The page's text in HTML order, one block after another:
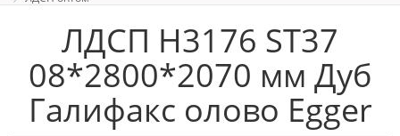
ЛДСП H3176 ST37
08*2800*2070 мм Дуб
Галифакс олово Egger